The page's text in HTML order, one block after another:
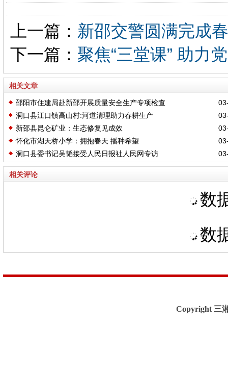
上一篇： 新邵交警圆满完成
下一篇： 聚焦“三堂课” 助力
相关文章
邵阳市住建局赴新邵开展质量安全生产专项检查
洞口县江口镇高山村:河道清理助力春耕生产
新邵县昆仑矿业：生态修复见成效
怀化市湖天桥小学：拥抱春天 播种希望
洞口县委书记吴韬接受人民日报社人民网专访
相关评论
数
数
Copyright 三